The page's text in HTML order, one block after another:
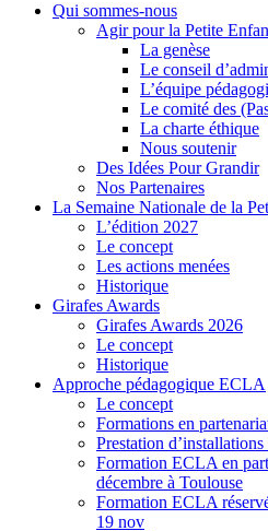
Qui sommes-nous
Agir pour la Petite
La genèse
Le conseil
L’équipe
Le comité des
La charte éthique
Nous soutenir
Des Idées Pour Grandir
Nos Partenaires
La Semaine Nationale de la
L’édition 2027
Le concept
Les actions menées
Historique
Girafes Awards
Girafes Awards 2026
Le concept
Historique
Approche pédagogique ECLA
Le concept
Formations en
Prestation
Formation ECLA en
décembre à Toulouse
Formation ECLA
19 nov